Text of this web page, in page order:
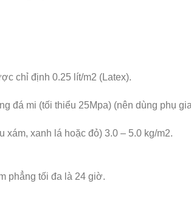
chỉ định 0.25 lít/m2 (Latex).
đá mi (tối thiểu 25Mpa) (nên dùng phụ
xanh lá hoặc đỏ) 3.0 – 5.0 kg/m2.
phẳng tối đa là 24 giờ.